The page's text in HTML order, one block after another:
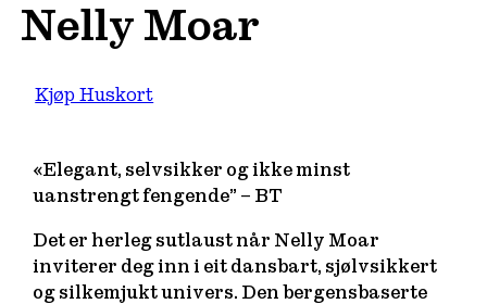
Nelly Moar
Kjøp Huskort
«Elegant, selvsikker og ikke minst
uanstrengt fengende” – BT
Det er herleg sutlaust når Nelly Moar
inviterer deg inn i eit dansbart, sjølvsikkert
og silkemjukt univers. Den bergensbaserte